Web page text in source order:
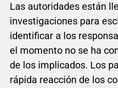
Las autoridades están
investigaciones para
identificar a los
el momento no se ha
de los implicados. Los
rápida reacción de los